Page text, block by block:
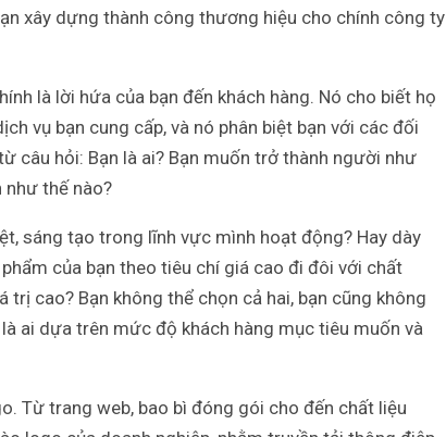
xây dựng thành công thương hiệu cho chính công ty
là lời hứa của bạn đến khách hàng. Nó cho biết họ
vụ bạn cung cấp, và nó phân biệt bạn với các đối
câu hỏi: Bạn là ai? Bạn muốn trở thành người như
thế nào?
sáng tạo trong lĩnh vực mình hoạt động? Hay dày
của bạn theo tiêu chí giá cao đi đôi với chất
cao? Bạn không thể chọn cả hai, bạn cũng không
ai dựa trên mức độ khách hàng mục tiêu muốn và
Từ trang web, bao bì đóng gói cho đến chất liệu